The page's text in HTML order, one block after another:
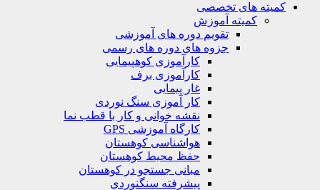
های تخصصی
کمیته آموزش
تقویم دوره های آموزشی
جزوه های دوره های رسمی
کارآموزی کوهپیمایی
کارآموزی برف
غار پیمایی
کار آموزی سنگ نوردی
نقشه خوانی و کار با قطب نما
کارگاه آموزشی GPS
هواشناسی کوهستان
حفظ محیط کوهستان
مبانی جستجو در کوهستان
پیشرفته سنگنوردی